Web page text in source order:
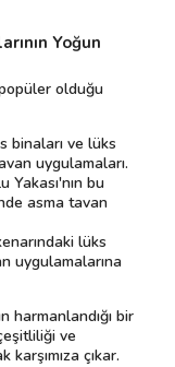
Yoğun
olduğu
binaları ve lüks
uygulamaları.
Yakası'nın bu
asma tavan
lüks
uygulamalarına
harmanlandığı bir
ve
çıkar.